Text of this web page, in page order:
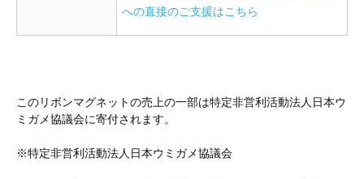
への直接のご支援はこちら
このリボンマグネットの売上の一部は特定非営利活動法人日本ウ
ミガメ協議会に寄付されます。
※特定非営利活動法人日本ウミガメ協議会